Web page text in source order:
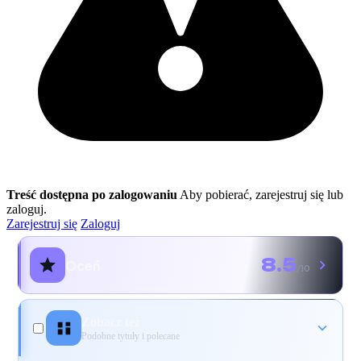
Treść dostępna po zalogowaniuAby pobierać, zarejestruj się lub
zaloguj.
Zarejestruj się Zaloguj
8.5 /10
Podobne tytuły i polecane